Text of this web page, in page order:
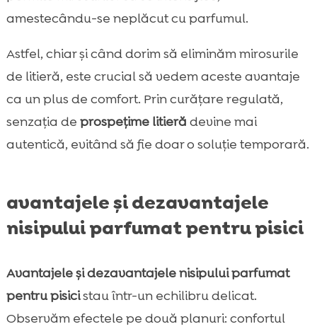
amestecându-se neplăcut cu parfumul.
Astfel, chiar și când dorim să eliminăm mirosurile
de litieră, este crucial să vedem aceste avantaje
ca un plus de comfort. Prin curățare regulată,
senzația de prospețime litieră devine mai
autentică, evitând să fie doar o soluție temporară.
avantajele și dezavantajele
nisipului parfumat pentru pisici
Avantajele și dezavantajele nisipului parfumat
pentru pisicistau într-un echilibru delicat.
Observăm efectele pe două planuri: confortul